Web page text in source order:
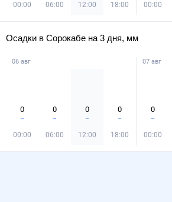
00:00 06:00 12:00 18:00 00:00
Осадки в Сорокабе на 3 дня, мм
06 авг
0
00:00
0
06:00
0
12:00
0
18:00
07 авг
0
00:00